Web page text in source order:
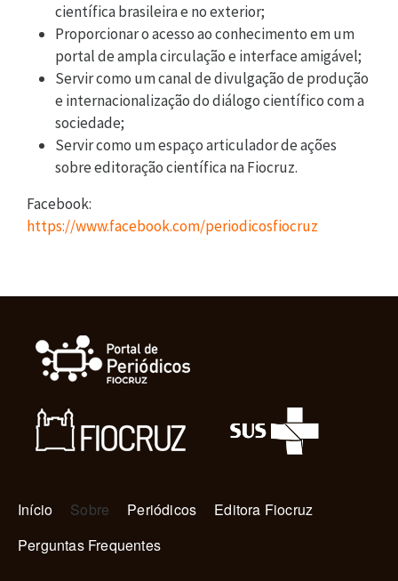
científica brasileira e no exterior;
Proporcionar o acesso ao conhecimento em um
portal de ampla circulação e interface amigável;
Servir como um canal de divulgação de produção
e internacionalização do diálogo científico com a
sociedade;
Servir como um espaço articulador de ações
sobre editoração científica na Fiocruz.
Facebook:
https://www.facebook.com/periodicosfiocruz
Navegação principal
Início Sobre Periódicos
Editora Fiocruz
Perguntas Frequentes